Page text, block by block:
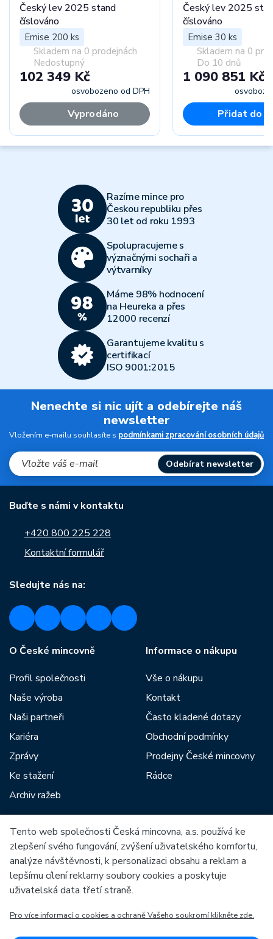
Český lev 2025 stand
číslováno
Emise 200 ks
Skladem na 0 prodejnách
Nedostupný
102 349 Kč
osvobozeno od DPH
Vyprodáno
Český lev 2025
číslováno
Emise 30 ks
Skladem na 0
Do 10 dnů
1 090 851 Kč
Přidat do
Razíme mince pro
Českou republiku přes
30 let od roku 1993
Spolupracujeme s
význačnými sochaři a
výtvarníky
Máme 98% hodnocení
na Heureka a přes
12000 recenzí
Garantujeme kvalitu s
certifikací
ISO 9001:2015
Nenechte si nic ujít a odebírejte náš
newsletter
Vložením e-mailu souhlasíte s podmínkami zpracování osobních údajů
Odebírat newsletter
Buďte s námi v kontaktu
+420 800 225 228
Kontaktní formulář
Sledujte nás na:
O České mincovně
Profil společnosti
Naše výroba
Naši partneři
Kariéra
Zprávy
Ke stažení
Archiv ražeb
Informace o nákupu
Vše o nákupu
Kontakt
Často kladené dotazy
Obchodní podmínky
Prodejny České mincovny
Rádce
Mezi naše partnery patří:
Evropská unie
OP Podnikání a inovace pro konkurenceschopnost
Tento web společnosti Česká mincovna, a.s. používá ke
zlepšení svého fungování, zvýšení uživatelského komfortu,
analýze návštěvnosti, k personalizaci obsahu a reklam a
lepšímu cílení reklamy soubory cookies a poskytuje
uživatelská data třetí straně.
Pro více informací o cookies a ochraně Vašeho soukromí klikněte zde.